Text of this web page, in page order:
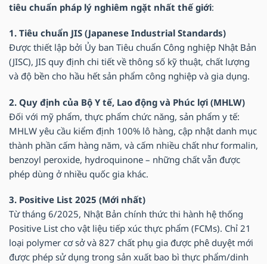
tiêu chuẩn pháp lý nghiêm ngặt nhất thế giới:
1. Tiêu chuẩn JIS (Japanese Industrial Standards)
Được thiết lập bởi Ủy ban Tiêu chuẩn Công nghiệp Nhật Bản
(JISC), JIS quy định chi tiết về thông số kỹ thuật, chất lượng
và độ bền cho hầu hết sản phẩm công nghiệp và gia dụng.
2. Quy định của Bộ Y tế, Lao động và Phúc lợi (MHLW)
Đối với mỹ phẩm, thực phẩm chức năng, sản phẩm y tế:
MHLW yêu cầu kiểm định 100% lô hàng, cập nhật danh mục
thành phần cấm hàng năm, và cấm nhiều chất như formalin,
benzoyl peroxide, hydroquinone – những chất vẫn được
phép dùng ở nhiều quốc gia khác.
3. Positive List 2025 (Mới nhất)
Từ tháng 6/2025, Nhật Bản chính thức thi hành hệ thống
Positive List cho vật liệu tiếp xúc thực phẩm (FCMs). Chỉ 21
loại polymer cơ sở và 827 chất phụ gia được phê duyệt mới
được phép sử dụng trong sản xuất bao bì thực phẩm/dinh